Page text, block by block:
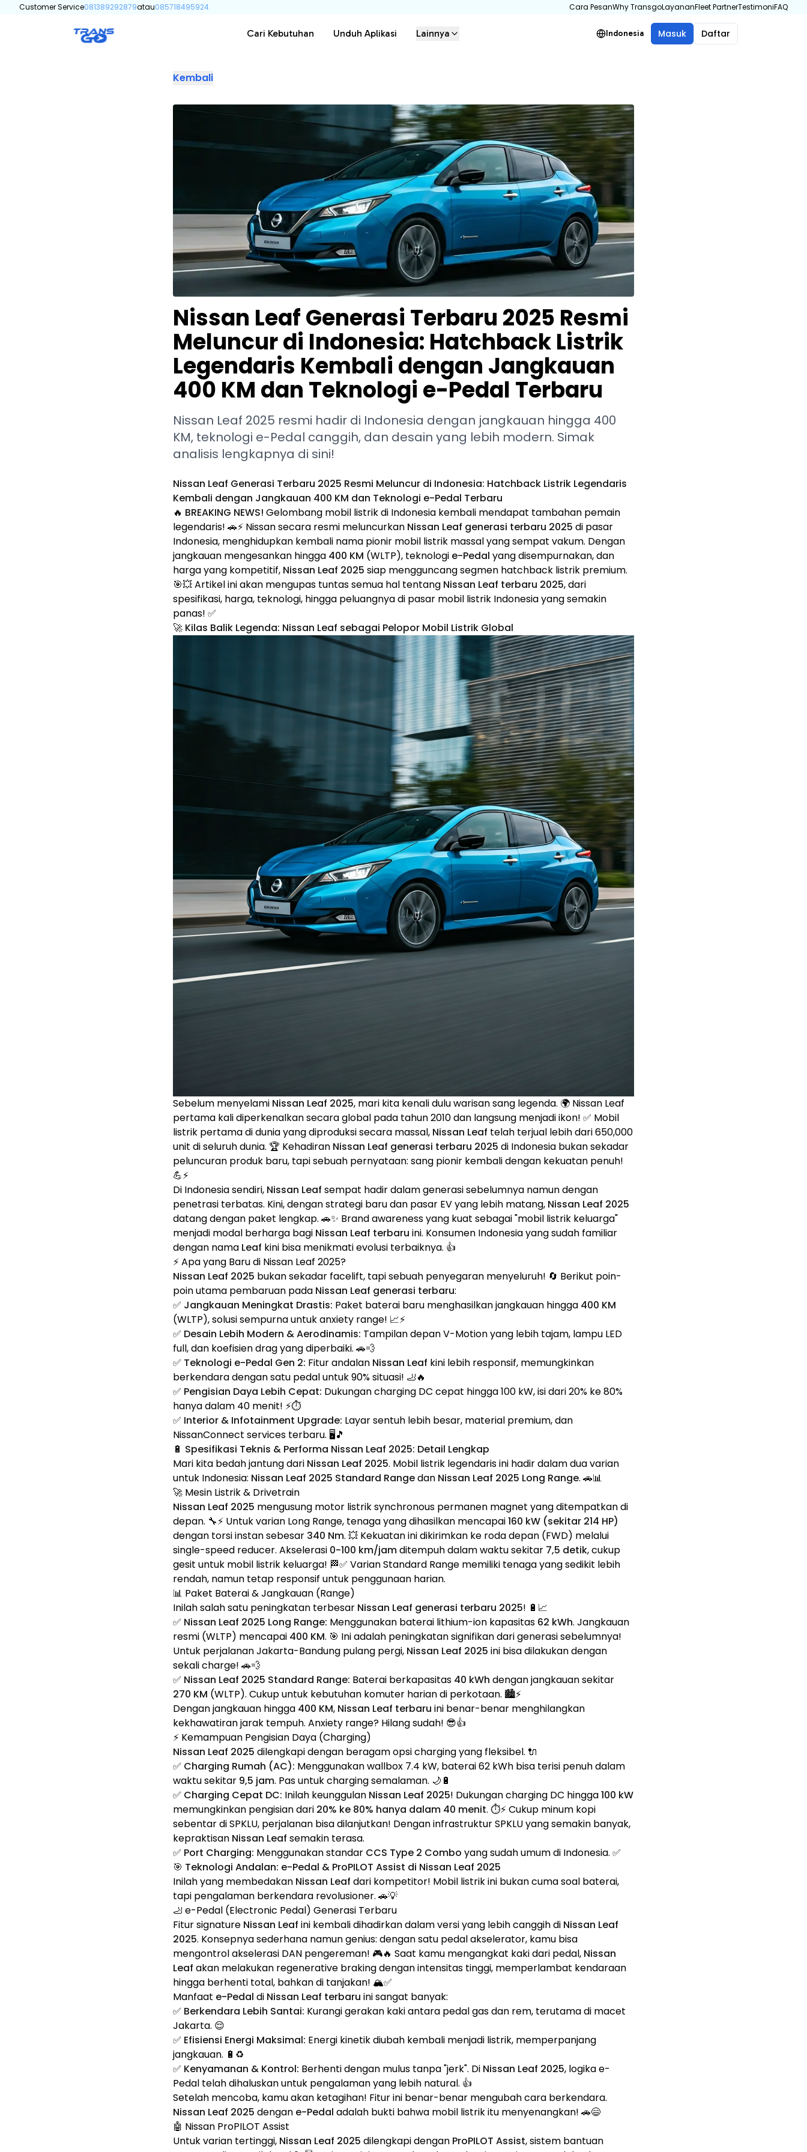
Customer Service081389292879atau085718495924 Cara PesanWhy TransgoLayananFleet PartnerTestimoniFAQ
Cari Kebutuhan Unduh Aplikasi Lainnya Indonesia Masuk Daftar
Kembali
Nissan Leaf Generasi Terbaru 2025 Resmi
Meluncur di Indonesia: Hatchback Listrik
Legendaris Kembali dengan Jangkauan
400 KM dan Teknologi e-Pedal Terbaru
Nissan Leaf 2025 resmi hadir di Indonesia dengan jangkauan hingga 400
KM, teknologi e-Pedal canggih, dan desain yang lebih modern. Simak
analisis lengkapnya di sini!
Nissan Leaf Generasi Terbaru 2025 Resmi Meluncur di Indonesia: Hatchback Listrik Legendaris
Kembali dengan Jangkauan 400 KM dan Teknologi e-Pedal Terbaru
🔥 BREAKING NEWS! Gelombang mobil listrik di Indonesia kembali mendapat tambahan pemain
legendaris! 🚗⚡ Nissan secara resmi meluncurkan Nissan Leaf generasi terbaru 2025 di pasar
Indonesia, menghidupkan kembali nama pionir mobil listrik massal yang sempat vakum. Dengan
jangkauan mengesankan hingga 400 KM (WLTP), teknologi e-Pedal yang disempurnakan, dan
harga yang kompetitif, Nissan Leaf 2025 siap mengguncang segmen hatchback listrik premium.
🎯💥 Artikel ini akan mengupas tuntas semua hal tentang Nissan Leaf terbaru 2025, dari
spesifikasi, harga, teknologi, hingga peluangnya di pasar mobil listrik Indonesia yang semakin
panas! ✅
🚀 Kilas Balik Legenda: Nissan Leaf sebagai Pelopor Mobil Listrik Global
Sebelum menyelami Nissan Leaf 2025, mari kita kenali dulu warisan sang legenda. 🌍 Nissan Leaf
pertama kali diperkenalkan secara global pada tahun 2010 dan langsung menjadi ikon! ✅ Mobil
listrik pertama di dunia yang diproduksi secara massal, Nissan Leaf telah terjual lebih dari 650,000
unit di seluruh dunia. 🏆 Kehadiran Nissan Leaf generasi terbaru 2025 di Indonesia bukan sekadar
peluncuran produk baru, tapi sebuah pernyataan: sang pionir kembali dengan kekuatan penuh!
💪⚡
Di Indonesia sendiri, Nissan Leaf sempat hadir dalam generasi sebelumnya namun dengan
penetrasi terbatas. Kini, dengan strategi baru dan pasar EV yang lebih matang, Nissan Leaf 2025
datang dengan paket lengkap. 🚗✨ Brand awareness yang kuat sebagai "mobil listrik keluarga"
menjadi modal berharga bagi Nissan Leaf terbaru ini. Konsumen Indonesia yang sudah familiar
dengan nama Leaf kini bisa menikmati evolusi terbaiknya. 👍
⚡ Apa yang Baru di Nissan Leaf 2025?
Nissan Leaf 2025 bukan sekadar facelift, tapi sebuah penyegaran menyeluruh! 🔄 Berikut poin-
poin utama pembaruan pada Nissan Leaf generasi terbaru:
✅ Jangkauan Meningkat Drastis: Paket baterai baru menghasilkan jangkauan hingga 400 KM
(WLTP), solusi sempurna untuk anxiety range! 📈⚡
✅ Desain Lebih Modern & Aerodinamis: Tampilan depan V-Motion yang lebih tajam, lampu LED
full, dan koefisien drag yang diperbaiki. 🚗💨
✅ Teknologi e-Pedal Gen 2: Fitur andalan Nissan Leaf kini lebih responsif, memungkinkan
berkendara dengan satu pedal untuk 90% situasi! 🦶🔥
✅ Pengisian Daya Lebih Cepat: Dukungan charging DC cepat hingga 100 kW, isi dari 20% ke 80%
hanya dalam 40 menit! ⚡⏱️
✅ Interior & Infotainment Upgrade: Layar sentuh lebih besar, material premium, dan
NissanConnect services terbaru. 🖥️🎵
🔋 Spesifikasi Teknis & Performa Nissan Leaf 2025: Detail Lengkap
Mari kita bedah jantung dari Nissan Leaf 2025. Mobil listrik legendaris ini hadir dalam dua varian
untuk Indonesia: Nissan Leaf 2025 Standard Rangedan Nissan Leaf 2025 Long Range. 🚗📊
🚀 Mesin Listrik & Drivetrain
Nissan Leaf 2025 mengusung motor listrik synchronous permanen magnet yang ditempatkan di
depan. 🔧⚡ Untuk varian Long Range, tenaga yang dihasilkan mencapai160 kW (sekitar 214 HP)
dengan torsi instan sebesar 340 Nm. 💥 Kekuatan ini dikirimkan ke roda depan (FWD) melalui
single-speed reducer. Akselerasi 0-100 km/jamditempuh dalam waktu sekitar 7,5 detik, cukup
gesit untuk mobil listrik keluarga! 🏁✅ Varian Standard Range memiliki tenaga yang sedikit lebih
rendah, namun tetap responsif untuk penggunaan harian.
📊 Paket Baterai & Jangkauan (Range)
Inilah salah satu peningkatan terbesar Nissan Leaf generasi terbaru 2025! 🔋📈
✅ Nissan Leaf 2025 Long Range: Menggunakan baterai lithium-ion kapasitas 62 kWh. Jangkauan
resmi (WLTP) mencapai 400 KM. 🎯 Ini adalah peningkatan signifikan dari generasi sebelumnya!
Untuk perjalanan Jakarta-Bandung pulang pergi, Nissan Leaf 2025 ini bisa dilakukan dengan
sekali charge! 🚗💨
✅ Nissan Leaf 2025 Standard Range: Baterai berkapasitas 40 kWh dengan jangkauan sekitar
270 KM (WLTP). Cukup untuk kebutuhan komuter harian di perkotaan. 🏙️⚡
Dengan jangkauan hingga 400 KM, Nissan Leaf terbaru ini benar-benar menghilangkan
kekhawatiran jarak tempuh. Anxiety range? Hilang sudah! 😎👍
⚡ Kemampuan Pengisian Daya (Charging)
Nissan Leaf 2025 dilengkapi dengan beragam opsi charging yang fleksibel. 🔌
✅ Charging Rumah (AC): Menggunakan wallbox 7.4 kW, baterai 62 kWh bisa terisi penuh dalam
waktu sekitar 9,5 jam. Pas untuk charging semalaman. 🌙🔋
✅ Charging Cepat DC: Inilah keunggulan Nissan Leaf 2025! Dukungan charging DC hingga100 kW
memungkinkan pengisian dari 20% ke 80% hanya dalam 40 menit. ⏱️⚡ Cukup minum kopi
sebentar di SPKLU, perjalanan bisa dilanjutkan! Dengan infrastruktur SPKLU yang semakin banyak,
kepraktisan Nissan Leaf semakin terasa.
✅ Port Charging: Menggunakan standar CCS Type 2 Combo yang sudah umum di Indonesia. ✅
🎯 Teknologi Andalan: e-Pedal & ProPILOT Assist di Nissan Leaf 2025
Inilah yang membedakan Nissan Leaf dari kompetitor! Mobil listrik ini bukan cuma soal baterai,
tapi pengalaman berkendara revolusioner. 🚗💡
🦶 e-Pedal (Electronic Pedal) Generasi Terbaru
Fitur signature Nissan Leaf ini kembali dihadirkan dalam versi yang lebih canggih di Nissan Leaf
2025. Konsepnya sederhana namun genius: dengan satu pedal akselerator, kamu bisa
mengontrol akselerasi DAN pengereman! 🎮🔥 Saat kamu mengangkat kaki dari pedal, Nissan
Leaf akan melakukan regenerative braking dengan intensitas tinggi, memperlambat kendaraan
hingga berhenti total, bahkan di tanjakan! 🏔️✅
Manfaat e-Pedal di Nissan Leaf terbaru ini sangat banyak:
✅ Berkendara Lebih Santai: Kurangi gerakan kaki antara pedal gas dan rem, terutama di macet
Jakarta. 😌
✅ Efisiensi Energi Maksimal: Energi kinetik diubah kembali menjadi listrik, memperpanjang
jangkauan. 🔋♻️
✅ Kenyamanan & Kontrol: Berhenti dengan mulus tanpa "jerk". Di Nissan Leaf 2025, logika e-
Pedal telah dihaluskan untuk pengalaman yang lebih natural. 👍
Setelah mencoba, kamu akan ketagihan! Fitur ini benar-benar mengubah cara berkendara.
Nissan Leaf 2025 dengan e-Pedal adalah bukti bahwa mobil listrik itu menyenangkan! 🚗😄
🤖 Nissan ProPILOT Assist
Untuk varian tertinggi, Nissan Leaf 2025 dilengkapi dengan ProPILOT Assist, sistem bantuan